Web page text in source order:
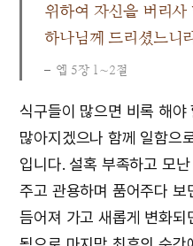
위하여 자신을 버리
하나님께 드리셨느니
엡 5장 1∼2절
식구들이 많으면 비록 해
많아지겠으나 함께 일함으
입니다. 설혹 부족하고 모
주고 관용하며 품어주다
듬어져 가고 새롭게 변화되